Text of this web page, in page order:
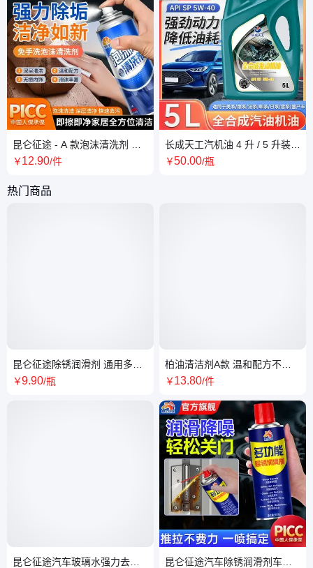
昆仑征途 - A 款泡沫清洗剂 多
用途配方 家居汽车皆可用
￥12.90/件
长成天工汽机油 4 升 / 5 升装
规格任选 适配多款车
￥50.00/瓶
热门商品
昆仑征途除锈润滑剂 通用多功
能除锈去锈神器强力清洗液 全
￥9.90/瓶
昆仑征途汽车玻璃水强力去污
柏油清洁剂A款 温和配方不伤
车漆 高效去除油渍污垢
￥13.80/件
昆仑征途汽车除锈润滑剂车家